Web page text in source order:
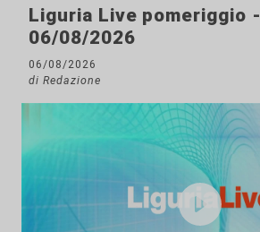
Liguria Live pomeriggio -
06/08/2026
06/08/2026
di Redazione